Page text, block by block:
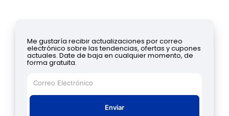
Me gustaría recibir actualizaciones por correo
electrónico sobre las tendencias, ofertas y cupones
actuales. Date de baja en cualquier momento, de
forma gratuita.
Enviar